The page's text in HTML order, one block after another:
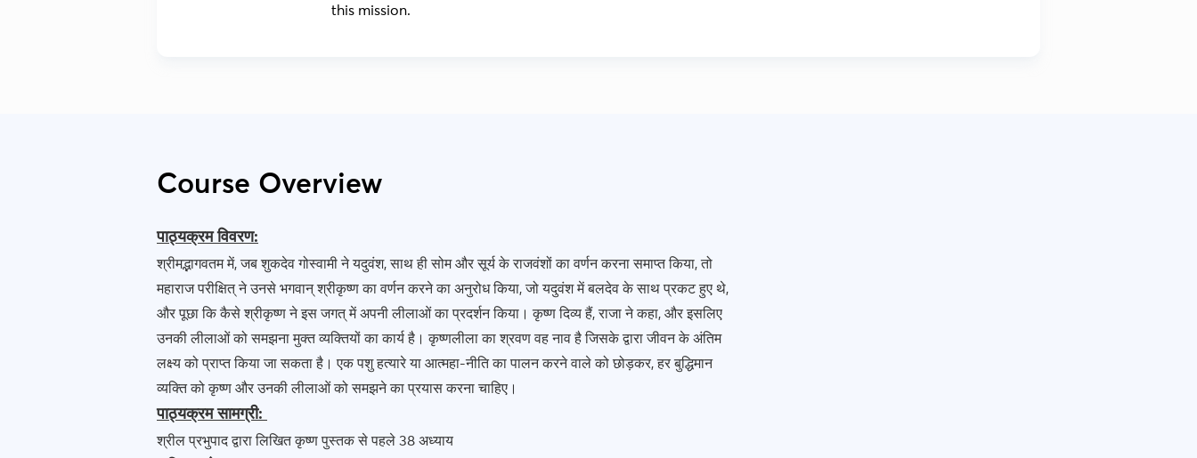
this mission.
Course Overview
पाठ्यक्रम विवरण:
श्रीमद्भागवतम में, जब शुकदेव गोस्वामी ने यदुवंश, साथ ही सोम और सूर्य के राजवंशों का वर्णन करना समाप्त किया, तो
महाराज परीक्षित् ने उनसे भगवान् श्रीकृष्ण का वर्णन करने का अनुरोध किया, जो यदुवंश में बलदेव के साथ प्रकट हुए थे,
और पूछा कि कैसे श्रीकृष्ण ने इस जगत् में अपनी लीलाओं का प्रदर्शन किया। कृष्ण दिव्य हैं, राजा ने कहा, और इसलिए
उनकी लीलाओं को समझना मुक्त व्यक्तियों का कार्य है। कृष्णलीला का श्रवण वह नाव है जिसके द्वारा जीवन के अंतिम
लक्ष्य को प्राप्त किया जा सकता है। एक पशु हत्यारे या आत्महा-नीति का पालन करने वाले को छोड़कर, हर बुद्धिमान
व्यक्ति को कृष्ण और उनकी लीलाओं को समझने का प्रयास करना चाहिए।
पाठ्यक्रम सामग्री:
श्रील प्रभुपाद द्वारा लिखित कृष्ण पुस्तक से पहले 38 अध्याय